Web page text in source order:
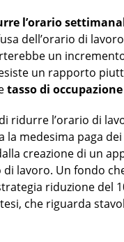
l’orario
dell’orario di
un
un rapporto
tasso di
ridurre l’orario di
medesima paga
creazione di un
di lavoro. Un fondo
riduzione del
che riguarda